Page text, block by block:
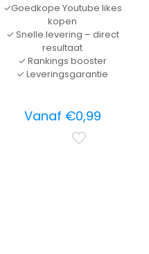
✓Goedkope Youtube likes
kopen
✓ Snelle levering – direct
resultaat
✓ Rankings booster
✓ Leveringsgarantie
Vanaf €0,99